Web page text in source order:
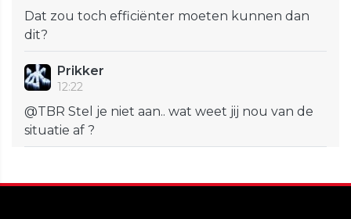
Dat zou toch efficiënter moeten kunnen dan
dit?
Prikker
12:22
@TBR Stel je niet aan.. wat weet jij nou van de
situatie af ?